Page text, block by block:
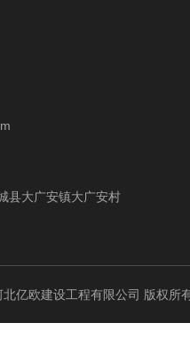
县大广安镇大广安村
北亿欧建设工程有限公司 版权